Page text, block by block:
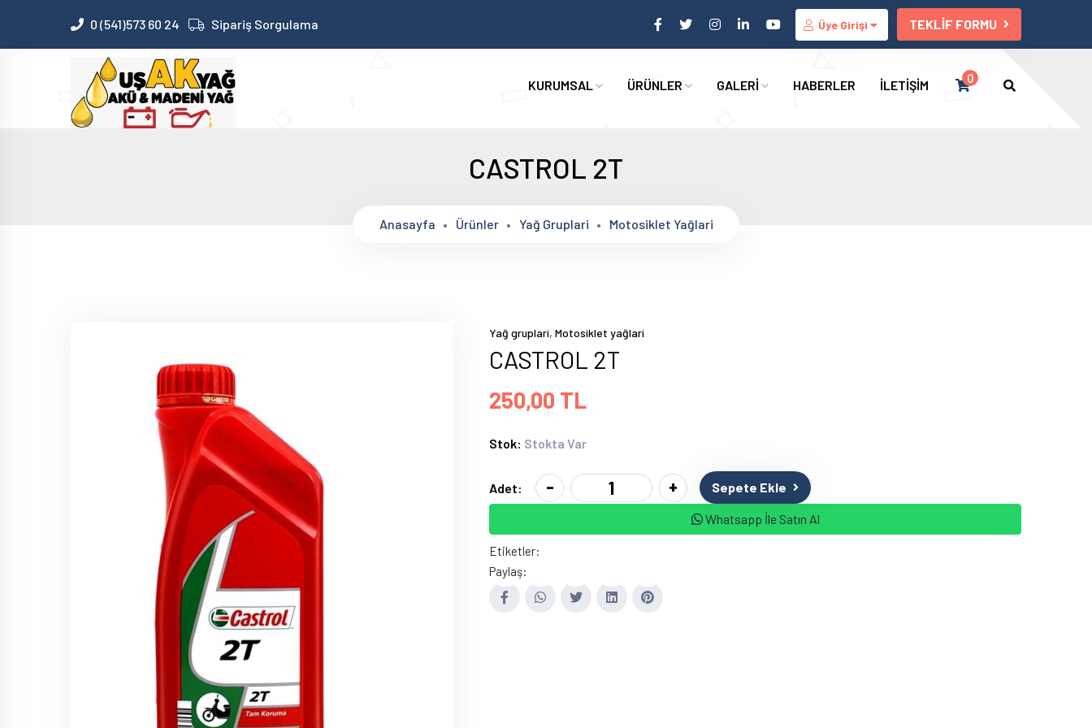
0 (541)573 60 24 Sipariş Sorgulama Üye Girişi TEKLİF FORMU
KURUMSAL ÜRÜNLER GALERİ HABERLER İLETİŞİM 0
CASTROL 2T
Anasayfa Ürünler Yağ Gruplari Motosiklet Yağlari
Yağ gruplari, Motosiklet yağlari
CASTROL 2T
250,00 TL
Stok: Stokta Var
Adet: - + Sepete Ekle
Whatsapp İle Satın Al
Etiketler:
Paylaş: